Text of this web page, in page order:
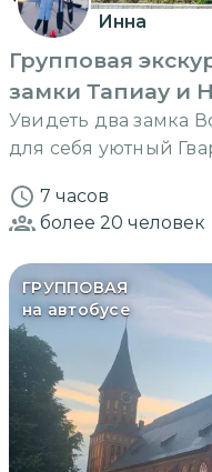
Инна
Групповая
замки Тапиау и
Увидеть два замка
для себя уютный
7 часов
более 20 человек
ГРУППОВАЯ
на автобусе